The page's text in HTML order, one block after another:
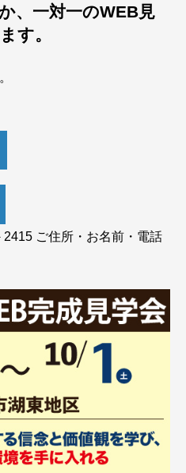
、一対一のWEB見
す。
ご住所・お名前・電話